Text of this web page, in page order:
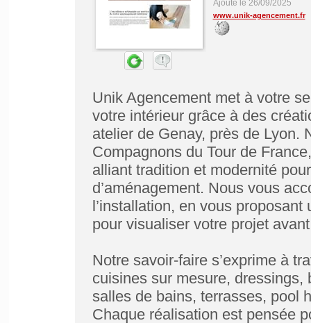
Ajouté le 26/09/2025
www.unik-agencement.fr
Unik Agencement met à votre
votre intérieur grâce à des
atelier de Genay, près de Lyon.
Compagnons du Tour de
alliant tradition et modernité
d’aménagement. Nous vous
l’installation, en vous
pour visualiser votre projet
Notre savoir-faire s’exprime à
cuisines sur mesure,
salles de bains, terrasses, pool
Chaque réalisation est pensée